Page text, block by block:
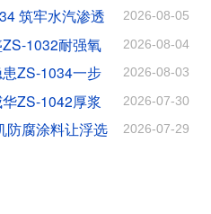
陶瓷耐磨涂料：多工况防
磨蚀的高效解决方案
筑牢水汽渗透
2026-08-05
1032耐强氧
2026-08-04
ZS-1034一步
2026-08-03
ZS-1042厚浆
2026-07-30
防腐涂料让浮选
2026-07-29